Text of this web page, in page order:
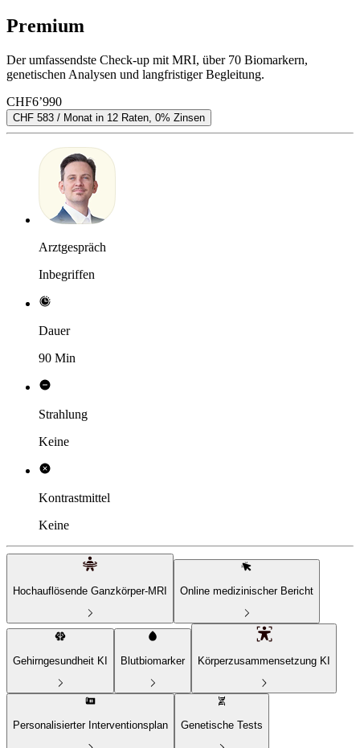
Premium
Der umfassendste Check-up mit MRI, über 70 Biomarkern,
genetischen Analysen und langfristiger Begleitung.
CHF6’990
CHF 583 / Monat in 12 Raten, 0% Zinsen
Arztgespräch
Inbegriffen
Dauer
90 Min
Strahlung
Keine
Kontrastmittel
Keine
Hochauflösende Ganzkörper-MRI Online medizinischer Bericht
Gehirngesundheit KI Blutbiomarker Körperzusammensetzung KI
Personalisierter Interventionsplan Genetische Tests